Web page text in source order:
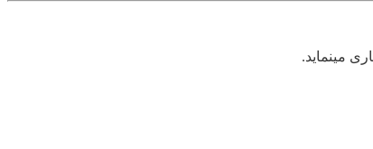
مینماید.